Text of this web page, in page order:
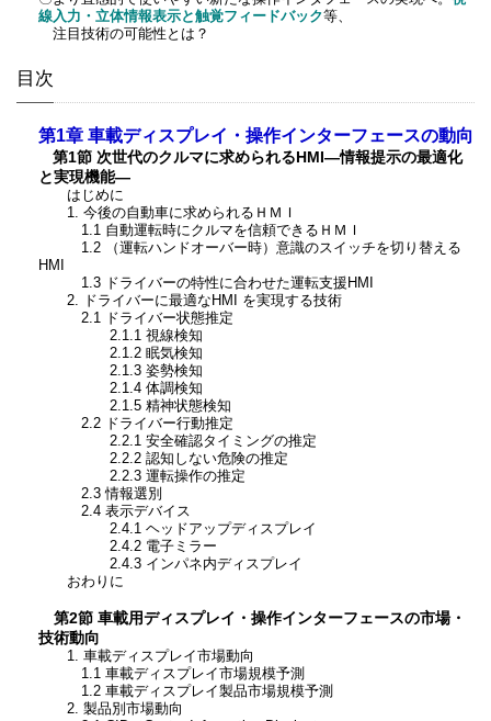
線入力・立体情報表示と触覚フィードバック等、
注目技術の可能性とは？
目次
第1章 車載ディスプレイ・操作インターフェースの動向
第1節 次世代のクルマに求められるHMI―情報提示の最適化
と実現機能―
はじめに
1. 今後の自動車に求められるＨＭＩ
1.1 自動運転時にクルマを信頼できるＨＭＩ
1.2 （運転ハンドオーバー時）意識のスイッチを切り替える
HMI
1.3 ドライバーの特性に合わせた運転支援HMI
2. ドライバーに最適なHMI を実現する技術
2.1 ドライバー状態推定
2.1.1 視線検知
2.1.2 眠気検知
2.1.3 姿勢検知
2.1.4 体調検知
2.1.5 精神状態検知
2.2 ドライバー行動推定
2.2.1 安全確認タイミングの推定
2.2.2 認知しない危険の推定
2.2.3 運転操作の推定
2.3 情報選別
2.4 表示デバイス
2.4.1 ヘッドアップディスプレイ
2.4.2 電子ミラー
2.4.3 インパネ内ディスプレイ
おわりに
第2節 車載用ディスプレイ・操作インターフェースの市場・
技術動向
1. 車載ディスプレイ市場動向
1.1 車載ディスプレイ市場規模予測
1.2 車載ディスプレイ製品市場規模予測
2. 製品別市場動向